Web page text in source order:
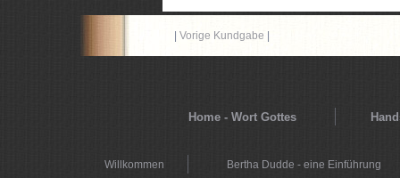
Vorige Kundgabe
Home - Wort Gottes
Willkommen Bertha Dudde - eine Einführung